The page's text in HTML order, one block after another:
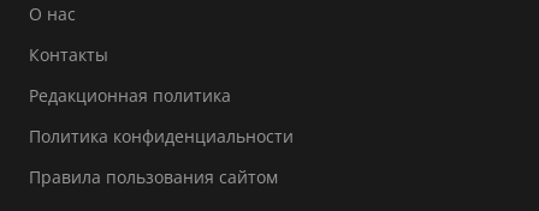
О нас
Контакты
Редакционная политика
Политика конфиденциальности
Правила пользования сайтом